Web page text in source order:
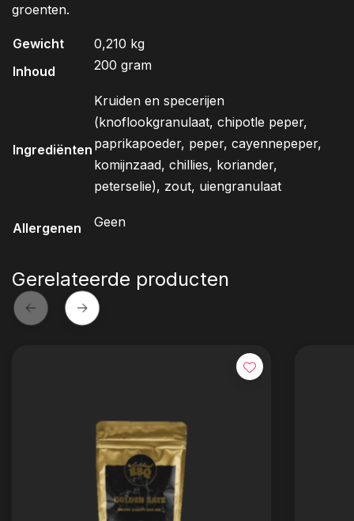
groenten.
Gewicht
0,210 kg
Inhoud
200 gram
Ingrediënten
Kruiden en specerijen
(knoflookgranulaat, chipotle peper,
paprikapoeder, peper, cayennepeper,
komijnzaad, chillies, koriander,
peterselie), zout, uiengranulaat
Allergenen Geen
Gerelateerde producten